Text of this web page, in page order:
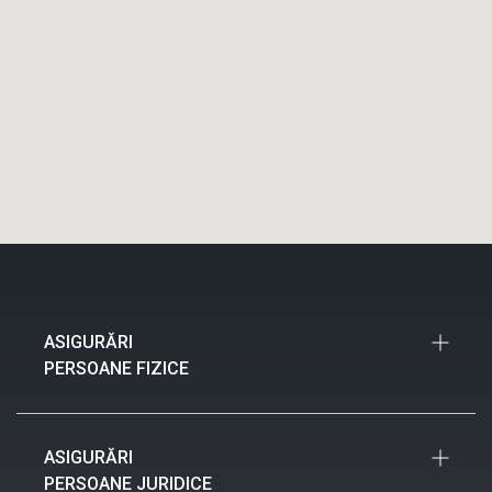
ASIGURĂRI
PERSOANE FIZICE
Asigurări Locuințe
ASIGURĂRI
PERSOANE JURIDICE